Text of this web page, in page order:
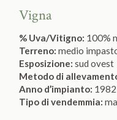
Vigna
% Uva/Vitigno: 100%
Terreno:medio
Esposizione:sud ovest
Metodo di
Anno d’impianto: 1982
Tipo di vendemmia: